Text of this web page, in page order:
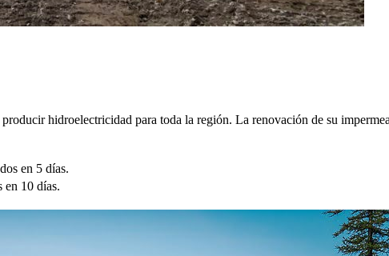
hidroelectricidad para toda la región. La renovación de su
en 5 días.
10 días.